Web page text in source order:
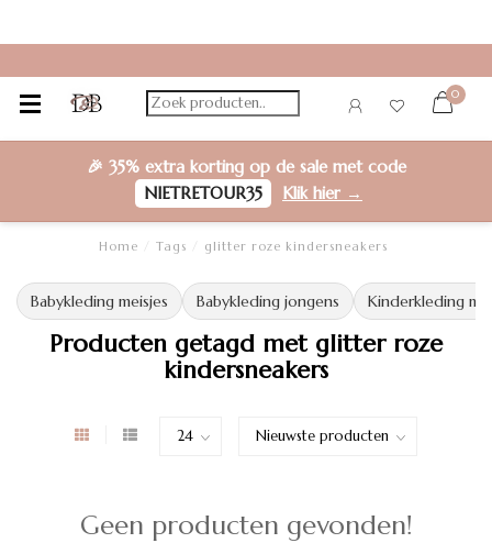
0
🎉 35% extra kortingop de sale met code
NIETRETOUR35
Klik hier →
Home Tags glitter roze kindersneakers
Babykleding meisjes Babykleding jongens Kinderkleding
Producten getagd met glitter roze
kindersneakers
Geen producten gevonden!